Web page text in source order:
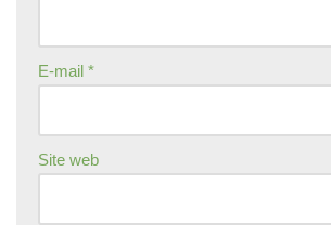
E-mail *
Site web